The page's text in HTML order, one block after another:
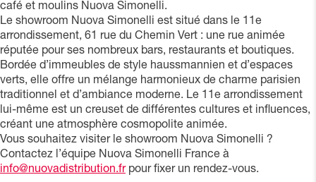
café et moulins Nuova Simonelli.
Le showroom Nuova Simonelli est situé dans le 11e
arrondissement, 61 rue du Chemin Vert : une rue animée
réputée pour ses nombreux bars, restaurants et boutiques.
Bordée d’immeubles de style haussmannien et d’espaces
verts, elle offre un mélange harmonieux de charme parisien
traditionnel et d’ambiance moderne. Le 11e arrondissement
lui-même est un creuset de différentes cultures et influences,
créant une atmosphère cosmopolite animée.
Vous souhaitez visiter le showroom Nuova Simonelli ?
Contactez l’équipe Nuova Simonelli France à
info@nuovadistribution.frpour fixer un rendez-vous.